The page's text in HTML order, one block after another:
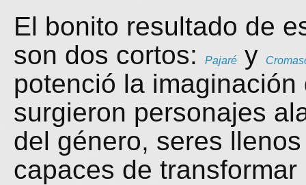
El bonito resultado de
son dos cortos:
Pajaré y
potenció la
surgieron personajes
del género, seres
capaces de